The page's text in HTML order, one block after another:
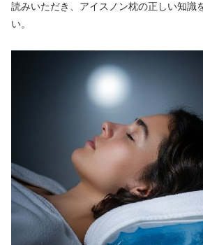
読みいただき、アイスノン枕の正しい知識
い。